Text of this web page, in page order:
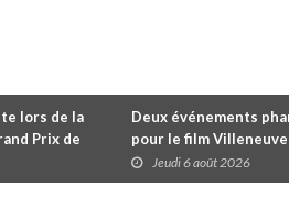
lors de la
Prix de
Deux événements
pour le film Villeneuve
d'une légende (+ vidéo)
Jeudi 6 août 2026